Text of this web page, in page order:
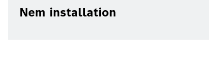
Nem installation